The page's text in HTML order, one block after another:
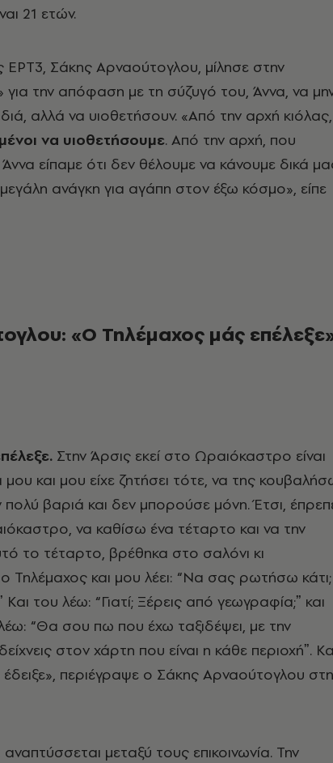
21 ετών.
Σάκης Αρναούτογλου, μίλησε στην
την απόφαση με τη σύζυγό του, Άννα, να
αλλά να υιοθετήσουν. «Από την αρχή κιόλας,
να υιοθετήσουμε. Από την αρχή, που
είπαμε ότι δεν θέλουμε να κάνουμε δικά
μεγάλη ανάγκη για αγάπη στον έξω κόσμο», είπε
«Ο Τηλέμαχος μάς
Στην Άρσις εκεί στο Ωραιόκαστρο είναι
μου και μου είχε ζητήσει τότε, να της
πολύ βαριά και δεν μπορούσε μόνη. Έτσι,
να καθίσω ένα τέταρτο και να την
το τέταρτο, βρέθηκα στο σαλόνι κι
ο Τηλέμαχος και μου λέει: “Να σας ρωτήσω κάτι;
Και του λέω: “Γιατί; Ξέρεις από γεωγραφία;ˮ και
λέω: “Θα σου πω που έχω ταξιδέψει, με την
στον χάρτη που είναι η κάθε περιοχήˮ.
περιέγραψε ο Σάκης Αρναούτογλου
μεταξύ τους επικοινωνία. Την